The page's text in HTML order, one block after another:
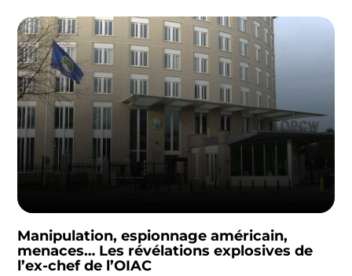
Manipulation, espionnage américain,
menaces… Les révélations explosives de
l’ex-chef de l’OIAC